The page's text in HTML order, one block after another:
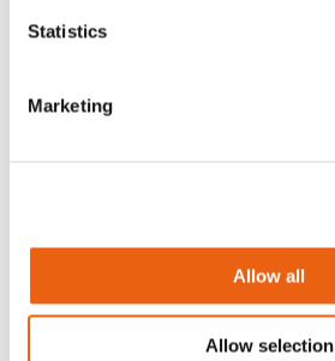
Statistics
Marketing
Allow all
Allow selection
Telefon
Art der Partnerschaft